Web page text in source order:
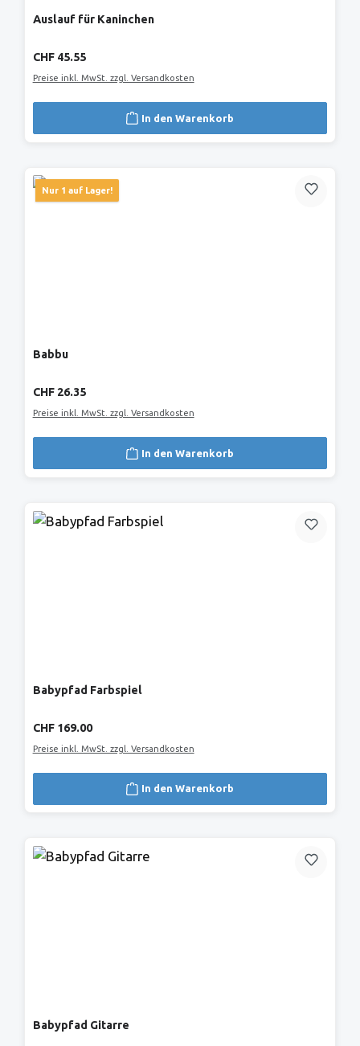
Auslauf für Kaninchen
Regulärer Preis:
CHF 45.55
Preise inkl. MwSt. zzgl. Versandkosten
In den Warenkorb
Nur 1 auf Lager!
Babbu
Regulärer Preis:
CHF 26.35
Preise inkl. MwSt. zzgl. Versandkosten
In den Warenkorb
Babypfad Farbspiel
Regulärer Preis:
CHF 169.00
Preise inkl. MwSt. zzgl. Versandkosten
In den Warenkorb
Babypfad Gitarre